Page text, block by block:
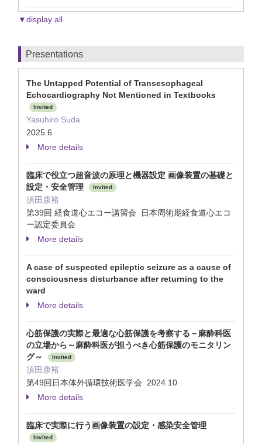
▼display all
Presentations
The Untapped Potential of Transesophageal
Echocardiography Not Mentioned in Textbooks
Invited
Yasuhiro Suda
2025.6
More details
臨床で役立つ超音波の原理と機器設定 画像装置の基礎と
設定・安全管理
Invited
須田康裕
第39回 経食道心エコー講習会 日本周術期経食道心エコ
ー認定委員会
More details
A case of suspected epileptic seizure as a cause of
consciousness disturbance after returning to the
ward
More details
心筋保護の実際と最適な心筋保護を考察する－麻酔科医
の立場から～麻酔科医が担うべき心筋保護のモニタリン
グ～
Invited
須田康裕
第49回日本体外循環技術医学会 2024.10
More details
臨床で実際に行う画像装置の設定・感染安全管理
Invited